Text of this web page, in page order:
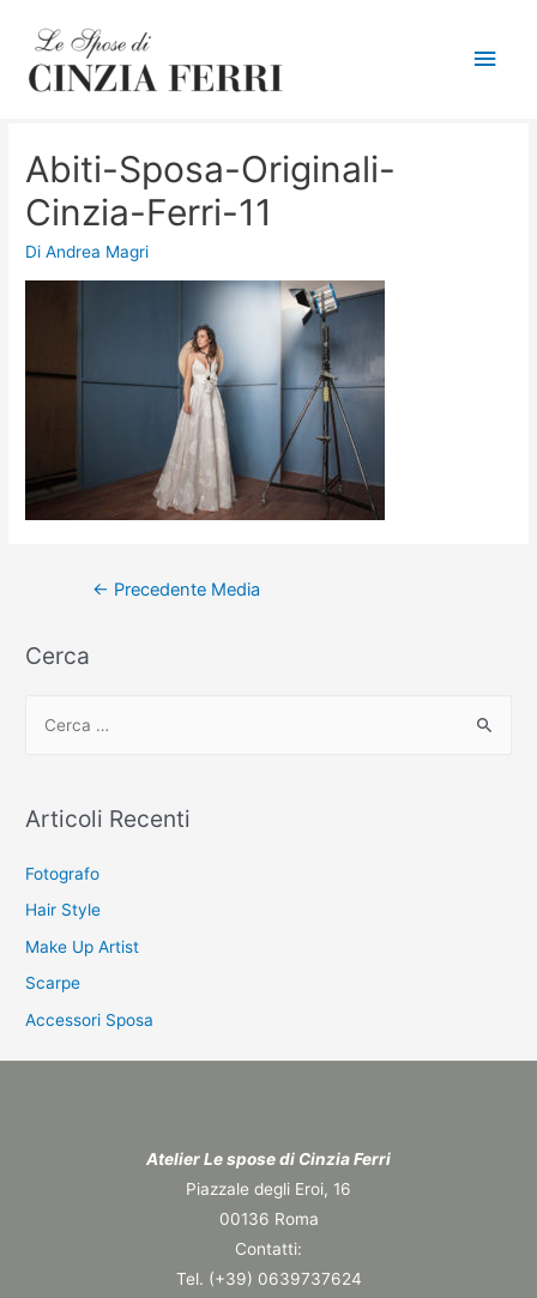
Abiti-Sposa-Originali-
Cinzia-Ferri-11
DiAndrea Magri
Navigazione
← Precedente Media
Cerca
c
:
Articoli Recenti
Fotografo
Hair Style
Make Up Artist
Scarpe
Accessori Sposa
Atelier Le spose di Cinzia Ferri
Piazzale degli Eroi, 16
00136 Roma
Contatti:
Tel. (+39) 0639737624